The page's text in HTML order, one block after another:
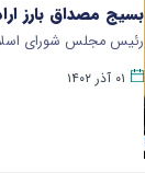
بسیج مصداق بارز
رئیس مجلس شورای
۰۱ آذر ۱۴۰۲